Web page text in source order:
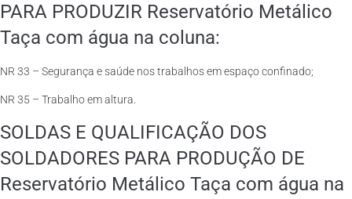
PARA PRODUZIR Reservatório Metálico
Taça com água na coluna:
NR 33 – Segurança e saúde nos trabalhos em espaço confinado;
NR 35 – Trabalho em altura.
SOLDAS E QUALIFICAÇÃO DOS
SOLDADORES PARA PRODUÇÃO DE
Reservatório Metálico Taça com água na